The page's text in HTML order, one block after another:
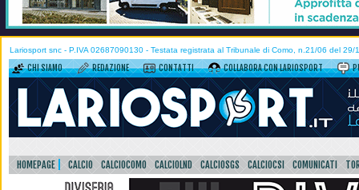
Lariosport snc - P.IVA 02687090130 - Testata registrata al Tribunale di Como, n.21/06 del 29/
CHI SIAMO REDAZIONE CONTATTI COLLABORA CON LARIOSPORT
HOMEPAGE CALCIO CALCIOCOMO CALCIOLND CALCIOSGS CALCIOCSI COMUNICATI